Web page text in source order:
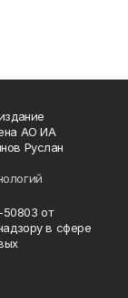
АО ИА
Руслан
от
в сфере